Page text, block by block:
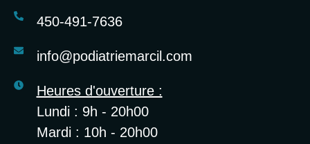
450-491-7636
info@podiatriemarcil.com
Heures d'ouverture :
Lundi : 9h - 20h00
Mardi : 10h - 20h00